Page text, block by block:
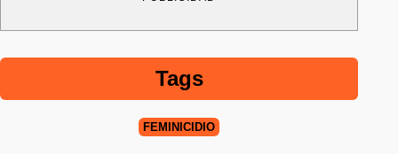
Tags
FEMINICIDIO